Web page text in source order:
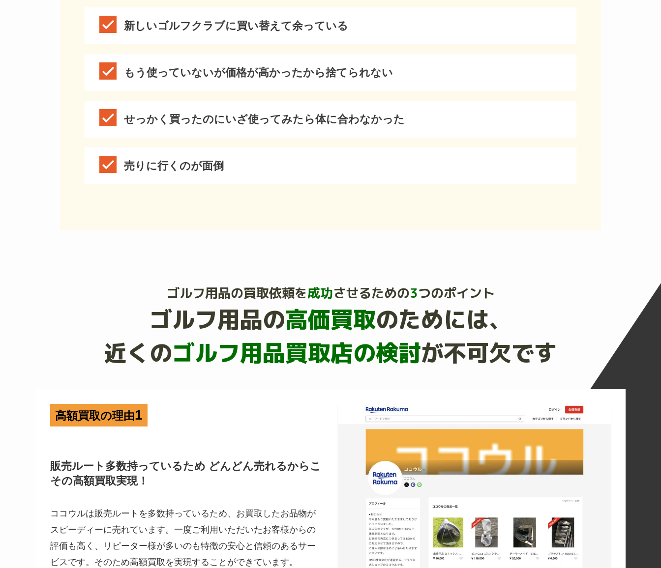
新しいゴルフクラブに買い替えて余っている
もう使っていないが価格が高かったから捨てられない
せっかく買ったのにいざ使ってみたら体に合わなかった
売りに行くのが面倒
ゴルフ用品の買取依頼を成功させるための3つのポイント
ゴルフ用品の高価買取のためには、
近くのゴルフ用品買取店の検討が不可欠です
高額買取の理由1
販売ルート多数持っているため どんどん売れるからこ
その高額買取実現！
ココウルは販売ルートを多数持っているため、お買取したお品物が
スピーディーに売れています。一度ご利用いただいたお客様からの
評価も高く、リピーター様が多いのも特徴の安心と信頼のあるサー
ビスです。そのため高額買取を実現することができています。